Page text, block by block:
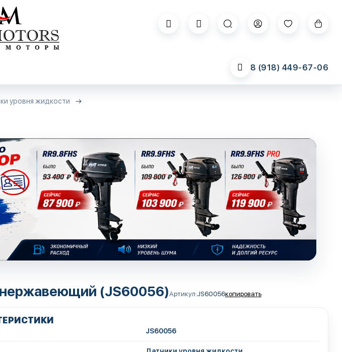
8 (918) 449-67-06
уровня жидкости
(JS60056)Артикул:JS60056копировать
JS60056